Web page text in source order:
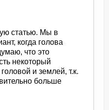
статью. Мы в
когда голова
что это
некоторый
и землей, т.к.
больше